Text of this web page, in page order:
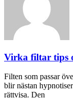
Virka filtar tips
Filten som passar
blir nästan
rättvisa. Den